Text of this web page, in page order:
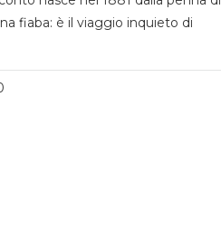
fiaba: è il viaggio inquieto di